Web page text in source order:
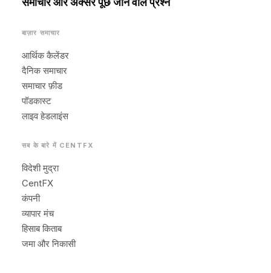
बाज़ार समाचार
आर्थिक कैलेंडर
दैनिक समाचार
समाचार फ़ीड
पॉडकास्ट
लाइव हेडलाइंस
सब के बारे में CENTFX
विदेशी मुद्रा
CentFX
कंपनी
व्यापार मंच
हिसाब किताब
जमा और निकासी